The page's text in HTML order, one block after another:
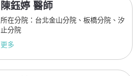
陳鈺婷 醫師
所在分院：台北金山分院、板橋分院、汐
止分院
更多